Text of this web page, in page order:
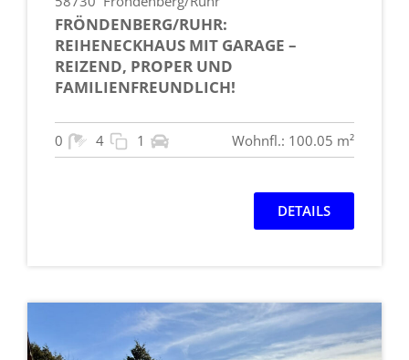
FRÖNDENBERG/RUHR:
REIHENECKHAUS MIT GARAGE –
REIZEND, PROPER UND
FAMILIENFREUNDLICH!
0 4 1 Wohnfl.: 100.05 m²
DETAILS